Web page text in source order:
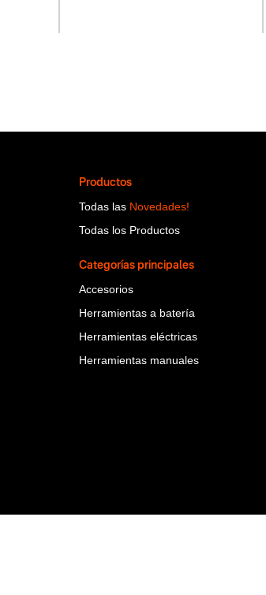
Productos
Todas las Novedades!
Todas los Productos
Categorías principales
Accesorios
Herramientas a batería
Herramientas eléctricas
Herramientas manuales